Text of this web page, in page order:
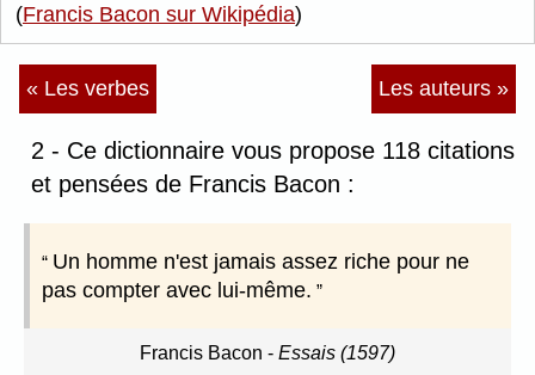
(Francis Bacon sur Wikipédia)
« Les verbes Les auteurs »
2 - Ce dictionnaire vous propose 118 citations
et pensées de Francis Bacon :
Un homme n'est jamais assez riche pour ne
pas compter avec lui-même.
Francis Bacon - Essais (1597)